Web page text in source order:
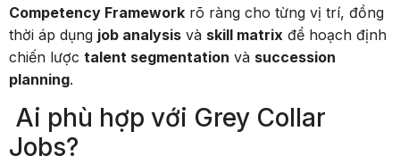
Competency Framework rõ ràng cho từng vị trí, đồng
thời áp dụng job analysis và skill matrix để hoạch định
chiến lược talent segmentation và succession
planning.
Ai phù hợp với Grey Collar
Jobs?